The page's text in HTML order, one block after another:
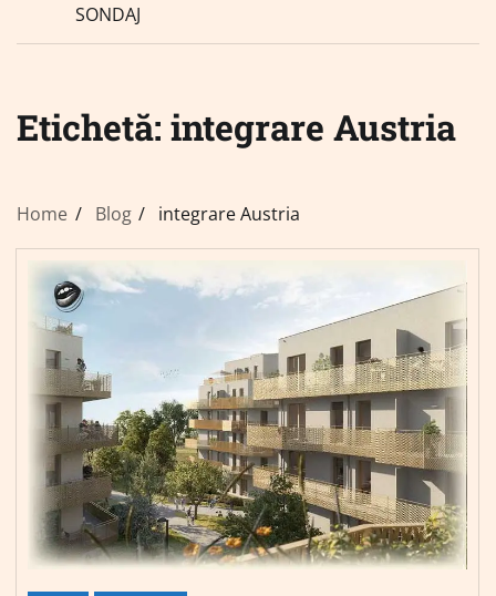
SONDAJ
Etichetă: integrare Austria
Home Blog integrare Austria